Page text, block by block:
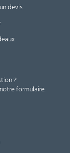
devis
?
formulaire.